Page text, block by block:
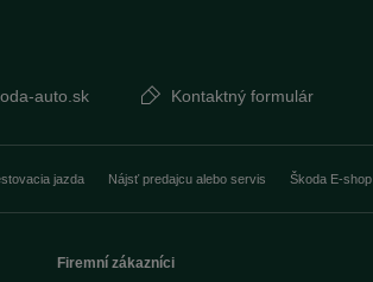
auto.sk Kontaktný formulár
jazda Nájsť predajcu alebo servis Škoda E-shop
Firemní zákazníci